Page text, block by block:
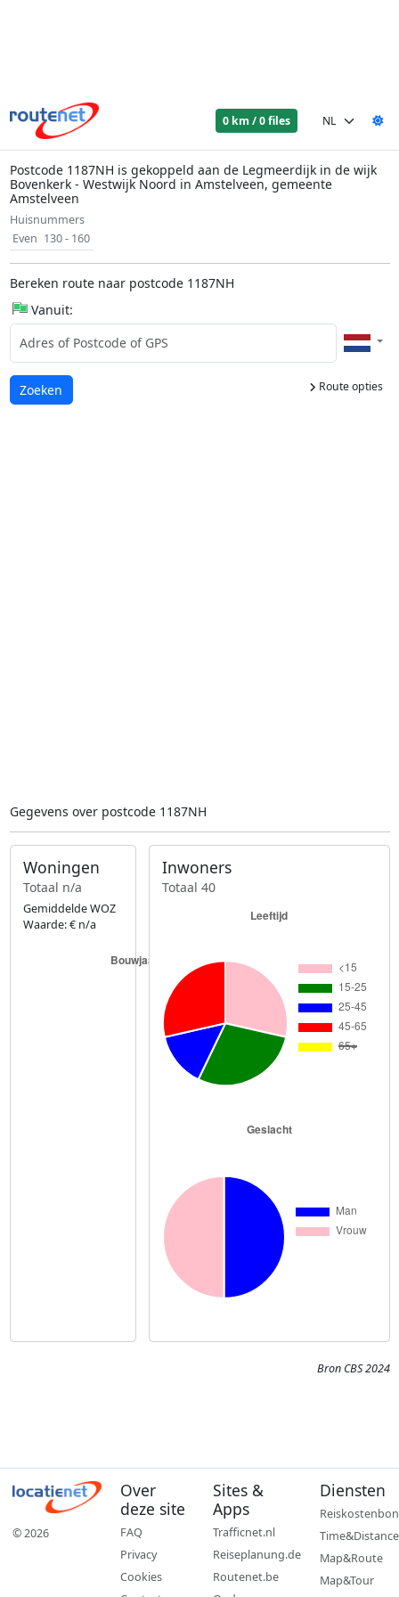
0 km / 0 files
Postcode 1187NH is gekoppeld aan de Legmeerdijk in de wijk
Bovenkerk - Westwijk Noord in Amstelveen, gemeente
Amstelveen
Huisnummers
Even 130 - 160
Bereken route naar postcode 1187NH
Vanuit:
Route opties
Laden...
Zoeken
Gegevens over postcode 1187NH
Woningen
Totaal n/a
Gemiddelde WOZ
Waarde: € n/a
Inwoners
Totaal 40
Bron CBS 2024
© 2026
Over
deze site
FAQ
Privacy
Cookies
Sites &
Apps
Trafficnet.nl
Reiseplanung.de
Routenet.be
Diensten
Reiskostenbon
Time&Distance
Map&Route
Map&Tour